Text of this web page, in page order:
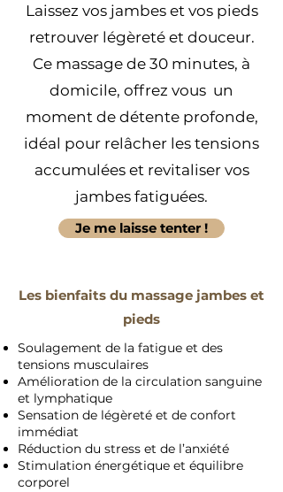
Laissez vos jambes et vos pieds
retrouver légèreté et douceur.
Ce massage de 30 minutes, à
domicile, offrez vous un
moment de détente profonde,
idéal pour relâcher les tensions
accumulées et revitaliser vos
jambes fatiguées.
Je me laisse tenter !
Les bienfaits du massage jambes et
pieds
Soulagement de la fatigue et des
tensions musculaires
Amélioration de la circulation sanguine
et lymphatique
Sensation de légèreté et de confort
immédiat
Réduction du stress et de l’anxiété
Stimulation énergétique et équilibre
corporel